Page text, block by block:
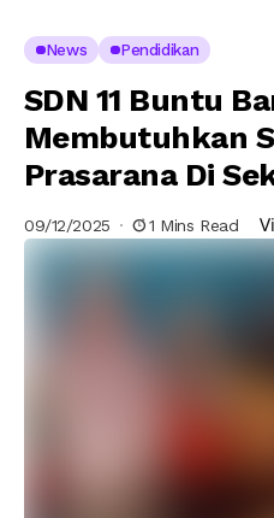
News Pendidikan
SDN 11 Buntu
Membutuhkan
Prasarana Di
09/12/2025 1 Mins Read